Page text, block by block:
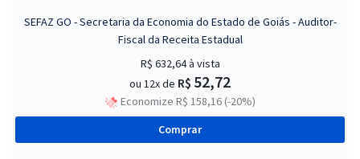
SEFAZ GO - Secretaria da Economia do Estado de Goiás - Auditor-
Fiscal da Receita Estadual
R$ 632,64à vista
ou 12x de R$ 52,72
Economize R$ 158,16 (-20%)
Comprar